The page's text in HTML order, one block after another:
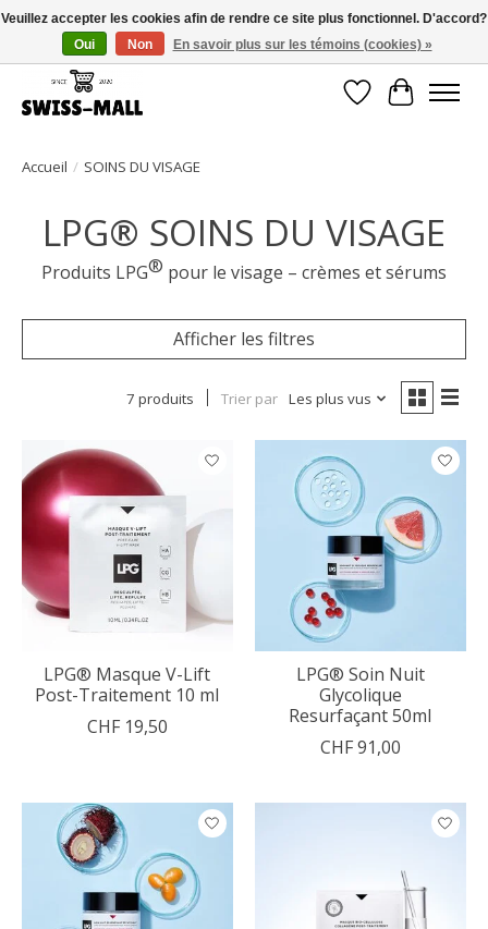
Livraison gratuite dès CHF 250 – livrée avec soin et fiabilité
Liste dePanier
Accueil / SOINS DU VISAGE
LPG® SOINS DU VISAGE
Produits LPG® pour le visage – crèmes et sérums
Afficher les filtres
7 produits Trier par Les plus vus
LPG® Masque V-Lift
Post-Traitement 10 ml
CHF 19,50
LPG® Soin Nuit
Glycolique
Resurfaçant 50ml
CHF 91,00
Veuillez accepter les cookies afin de rendre ce site plus fonctionnel. D'accord?
Oui
Non En savoir plus sur les témoins (cookies) »